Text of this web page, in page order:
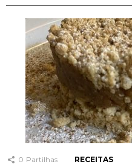
0 Partilhas RECEITAS